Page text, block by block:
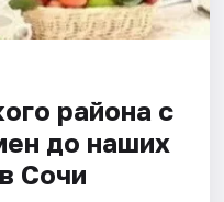
района с
до наших
Сочи